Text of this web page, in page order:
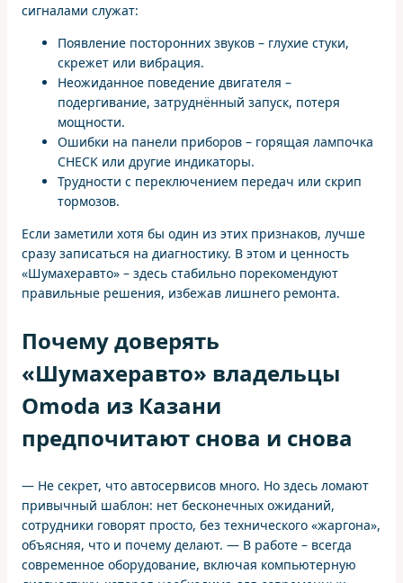
сигналами служат:
Появление посторонних звуков – глухие стуки,
скрежет или вибрация.
Неожиданное поведение двигателя –
подергивание, затруднённый запуск, потеря
мощности.
Ошибки на панели приборов – горящая лампочка
CHECK или другие индикаторы.
Трудности с переключением передач или скрип
тормозов.
Если заметили хотя бы один из этих признаков, лучше
сразу записаться на диагностику. В этом и ценность
«Шумахеравто» – здесь стабильно порекомендуют
правильные решения, избежав лишнего ремонта.
Почему доверять
«Шумахеравто» владельцы
Omoda из Казани
предпочитают снова и снова
— Не секрет, что автосервисов много. Но здесь ломают
привычный шаблон: нет бесконечных ожиданий,
сотрудники говорят просто, без технического «жаргона»,
объясняя, что и почему делают. — В работе – всегда
современное оборудование, включая компьютерную